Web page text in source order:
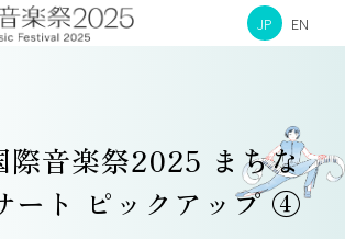
JP EN
際音楽祭2025 まちな
ート ピックアップ ④